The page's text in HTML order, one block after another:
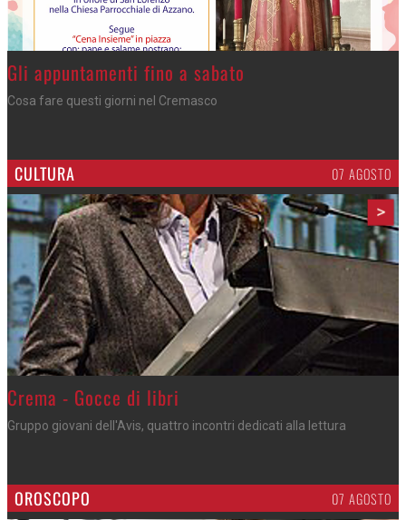
Gli appuntamenti fino a sabato
Cosa fare questi giorni nel Cremasco
CULTURA 07 AGOSTO
>
Crema - Gocce di libri
Gruppo giovani dell'Avis, quattro incontri dedicati alla lettura
OROSCOPO 07 AGOSTO